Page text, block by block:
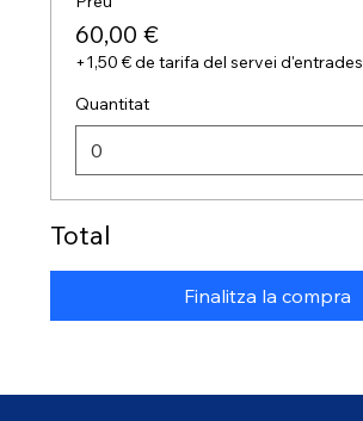
60,00 €
+1,50 € de tarifa del servei d'entrades
Quantitat
Total
Finalitza la compra